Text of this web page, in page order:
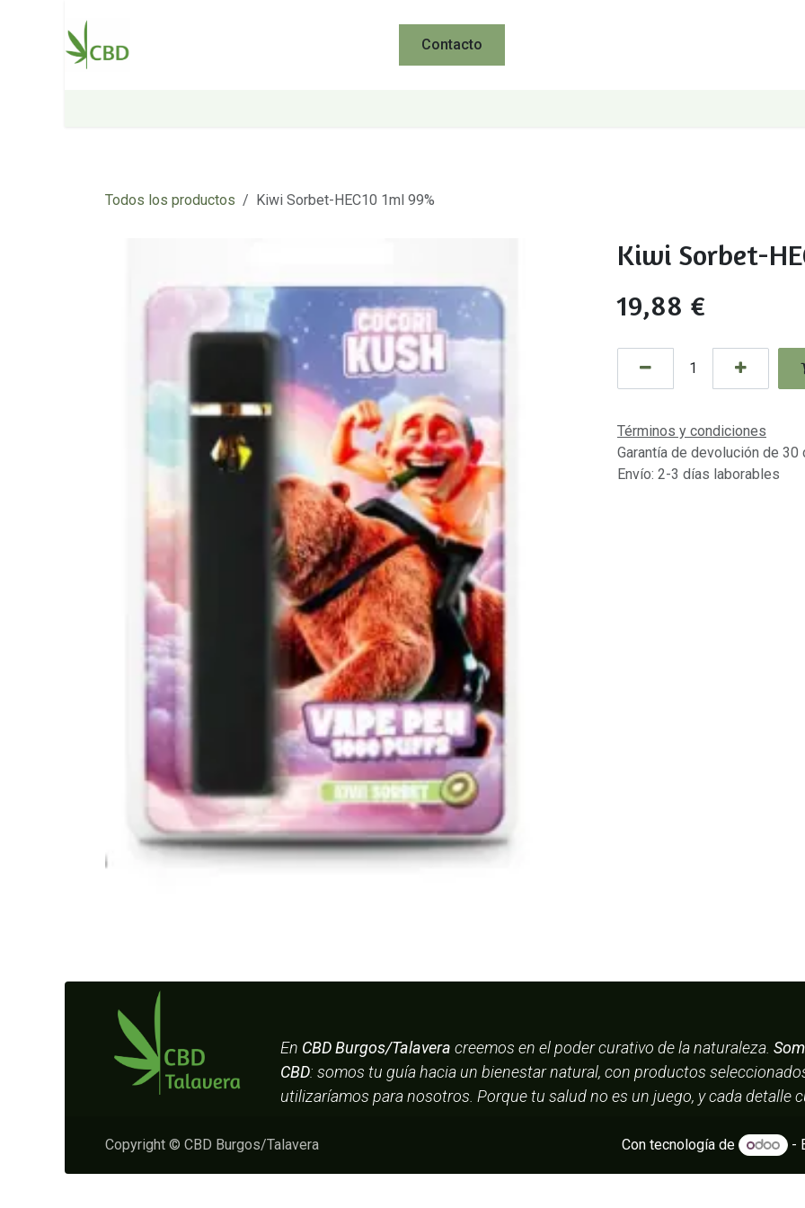
Contacto
Todos los productos Kiwi Sorbet-HEC10 1ml 99%
Kiwi Sorbet-
19,88 €
Términos y condiciones
Garantía de devolución de 30
Envío: 2-3 días laborables
En CBD Burgos/Talavera creemos en el poder curativo de la naturaleza.
CBD: somos tu guía hacia un bienestar natural, con productos
utilizaríamos para nosotros. Porque tu salud no es un juego, y cada detalle
Copyright © CBD Burgos/Talavera Con tecnología de -